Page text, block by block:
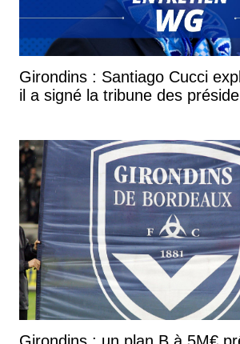
Girondins : Santiago Cucci
il a signé la tribune des